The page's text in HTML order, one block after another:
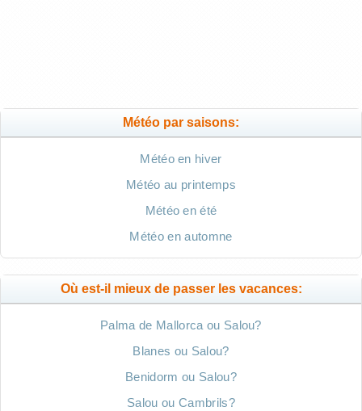
Météo par saisons:
Météo en hiver
Météo au printemps
Météo en été
Météo en automne
Où est-il mieux de passer les vacances:
Palma de Mallorca ou Salou?
Blanes ou Salou?
Benidorm ou Salou?
Salou ou Cambrils?